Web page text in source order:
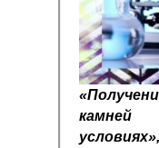
камней